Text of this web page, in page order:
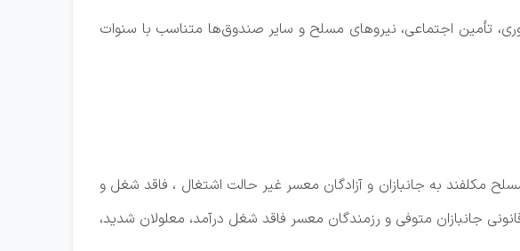
کشوری، تأمین اجتماعی، نیروهای مسلح و سایر صندوق‌ها متناسب با سنوات
نیروهای مسلح مکلفند به جانبازان و آزادگان معسر غیر حالت اشتغال ، فاقد شغل و
جانبازان متوفی و رزمندگان معسر فاقد شغل درآمد، معلولان شدید،